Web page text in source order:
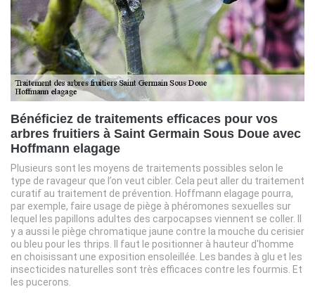
Bénéficiez de traitements efficaces pour vos
arbres fruitiers à Saint Germain Sous Doue avec
Hoffmann elagage
Plusieurs sont les moyens de traitements possibles selon le
type de ravageur que l’on veut cibler. Cela peut aller du traitement
curatif au traitement de prévention. Hoffmann elagage pourra,
par exemple, faire usage de piège à phéromones sexuelles sur
lequel les papillons adultes des carpocapses viennent se coller. Il
y a aussi le piège chromatique jaune contre la mouche du cerisier
ou bleu pour les thrips. Il faut le positionner à hauteur d'homme
en choisissant une exposition ensoleillée. Les bandes à glu et les
insecticides naturelles sont très efficaces contre les fourmis. Et
les pucerons.